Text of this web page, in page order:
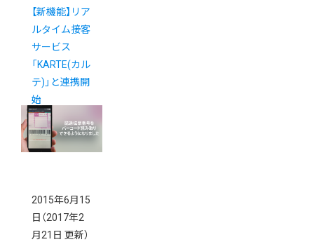
【新機能】リア
ルタイム接客
サービス
「KARTE(カル
テ)」と連携開
始
2015年6月15
日 （2017年2
月21日 更新）